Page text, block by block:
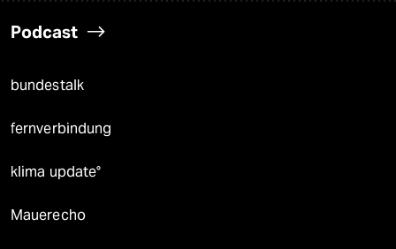
Podcast
bundestalk
fernverbindung
klima update°
Mauerecho